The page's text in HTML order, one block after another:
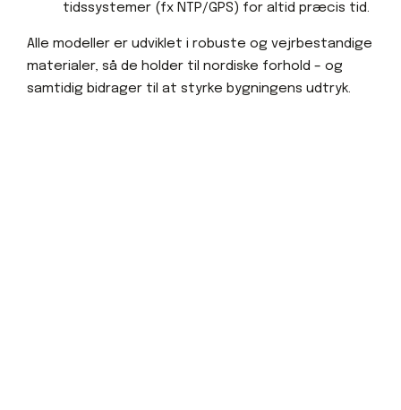
tidssystemer (fx NTP/GPS) for altid præcis tid.
Alle modeller er udviklet i robuste og vejrbestandige
materialer, så de holder til nordiske forhold – og
samtidig bidrager til at styrke bygningens udtryk.